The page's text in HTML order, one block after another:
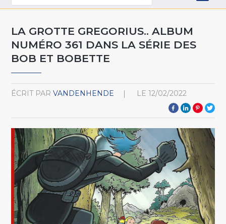
LA GROTTE GREGORIUS.. ALBUM
NUMÉRO 361 DANS LA SÉRIE DES
BOB ET BOBETTE
ÉCRIT PAR VANDENHENDE LE 12/02/2022